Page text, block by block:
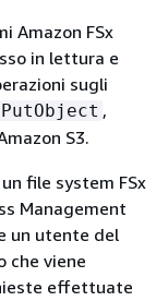
Amazon FSx
in lettura e
sugli
PutObject ,
S3.
file system FSx
Management
un utente del
che viene
effettuate